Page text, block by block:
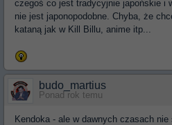
czegoś co jest tradycyjnie japońskie i
nie jest japonopodobne. Chyba, że
kataną jak w Kill Billu, anime itp...
budo_martius
Ponad rok temu
Kendoka - ale w dawnych czasach